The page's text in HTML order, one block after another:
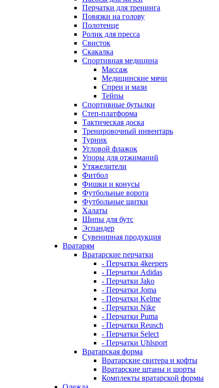
Перчатки для тренинга
Повязки на голову
Полотенце
Ролик для пресса
Свисток
Скакалка
Спортивная медицина
Массаж
Медицинские мячи
Спреи и мази
Тейпы
Спортивные бутылки
Степ-платформа
Тактическая доска
Тренировочный инвентарь
Турник
Угловой флажок
Упоры для отжиманий
Утяжелители
Фитбол
Фишки и конусы
Футбольные ворота
Футбольные щитки
Халаты
Шипы для бутс
Эспандер
Сувенирная продукция
Вратарям
Вратарские перчатки
- Перчатки 4keepers
- Перчатки Adidas
- Перчатки Jako
- Перчатки Joma
- Перчатки Kelme
- Перчатки Nike
- Перчатки Puma
- Перчатки Reusch
- Перчатки Select
- Перчатки Uhlsport
Вратарская форма
Вратарские свитера и кофты
Вратарские штаны и шорты
Комплекты вратарской формы